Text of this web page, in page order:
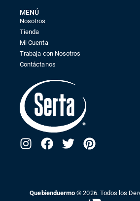
MENÚ
Nosotros
Tienda
Mi Cuenta
Trabaja con Nosotros
Contáctanos
Quebienduermo© 2026. Todos los